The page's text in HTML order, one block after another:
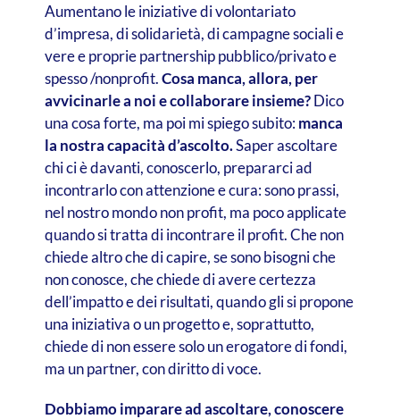
Aumentano le iniziative di volontariato
d’impresa, di solidarietà, di campagne sociali e
vere e proprie partnership pubblico/privato e
spesso /nonprofit.Cosa manca, allora, per
avvicinarle a noi e collaborare insieme?Dico
una cosa forte, ma poi mi spiego subito:manca
la nostra capacità d’ascolto.Saper ascoltare
chi ci è davanti, conoscerlo, prepararci ad
incontrarlo con attenzione e cura: sono prassi,
nel nostro mondo non profit, ma poco applicate
quando si tratta di incontrare il profit. Che non
chiede altro che di capire, se sono bisogni che
non conosce, che chiede di avere certezza
dell’impatto e dei risultati, quando gli si propone
una iniziativa o un progetto e, soprattutto,
chiede di non essere solo un erogatore di fondi,
ma un partner, con diritto di voce.
Dobbiamo imparare ad ascoltare, conoscere